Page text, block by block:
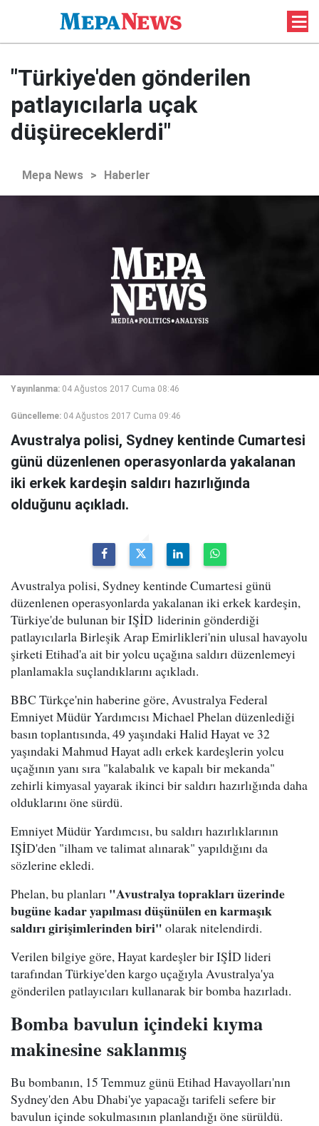
"Türkiye'den gönderilen
patlayıcılarla uçak
düşüreceklerdi"
Mepa News > Haberler
Yayınlanma: 04 Ağustos 2017 Cuma 08:46
Güncelleme: 04 Ağustos 2017 Cuma 09:46
Avustralya polisi, Sydney kentinde Cumartesi
günü düzenlenen operasyonlarda yakalanan
iki erkek kardeşin saldırı hazırlığında
olduğunu açıkladı.
Avustralya polisi, Sydney kentinde Cumartesi günü
düzenlenen operasyonlarda yakalanan iki erkek kardeşin,
Türkiye'de bulunan bir IŞİD liderinin gönderdiği
patlayıcılarla Birleşik Arap Emirlikleri'nin ulusal havayolu
şirketi Etihad'a ait bir yolcu uçağına saldırı düzenlemeyi
planlamakla suçlandıklarını açıkladı.
BBC Türkçe'nin haberine göre, Avustralya Federal
Emniyet Müdür Yardımcısı Michael Phelan düzenlediği
basın toplantısında, 49 yaşındaki Halid Hayat ve 32
yaşındaki Mahmud Hayat adlı erkek kardeşlerin yolcu
uçağının yanı sıra "kalabalık ve kapalı bir mekanda"
zehirli kimyasal yayarak ikinci bir saldırı hazırlığında daha
olduklarını öne sürdü.
Emniyet Müdür Yardımcısı, bu saldırı hazırlıklarının
IŞİD'den "ilham ve talimat alınarak" yapıldığını da
sözlerine ekledi.
Phelan, bu planları "Avustralya toprakları üzerinde
bugüne kadar yapılması düşünülen en karmaşık
saldırı girişimlerinden biri" olarak nitelendirdi.
Verilen bilgiye göre, Hayat kardeşler bir IŞİD lideri
tarafından Türkiye'den kargo uçağıyla Avustralya'ya
gönderilen patlayıcıları kullanarak bir bomba hazırladı.
Bomba bavulun içindeki kıyma
makinesine saklanmış
Bu bombanın, 15 Temmuz günü Etihad Havayolları'nın
Sydney'den Abu Dhabi'ye yapacağı tarifeli sefere bir
bavulun içinde sokulmasının planlandığı öne sürüldü.